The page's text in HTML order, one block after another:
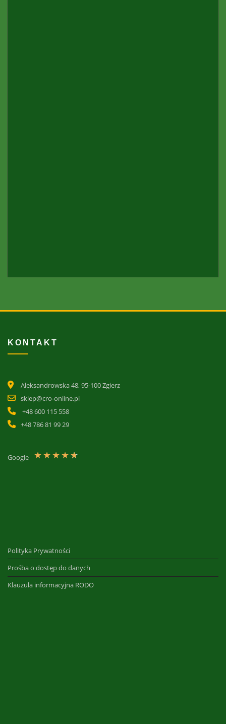
KONTAKT
Aleksandrowska 48, 95-100 Zgierz
sklep@cro-online.pl
+48 600 115 558
+48 786 81 99 29
Google ★★★★★
Polityka Prywatności
Prośba o dostęp do danych
Klauzula informacyjna RODO